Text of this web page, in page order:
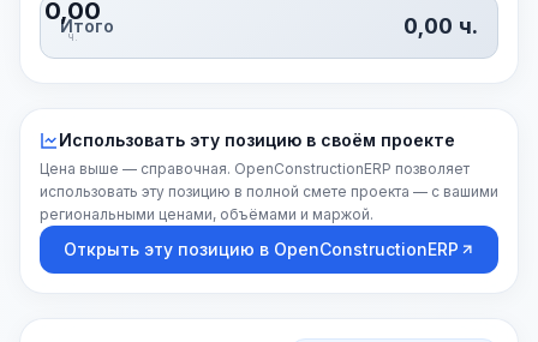
0,00
ч.
Итого 0,00 ч.
Использовать эту позицию в своём проекте
Цена выше — справочная. OpenConstructionERP позволяет
использовать эту позицию в полной смете проекта — с вашими
региональными ценами, объёмами и маржой.
Открыть эту позицию в OpenConstructionERP